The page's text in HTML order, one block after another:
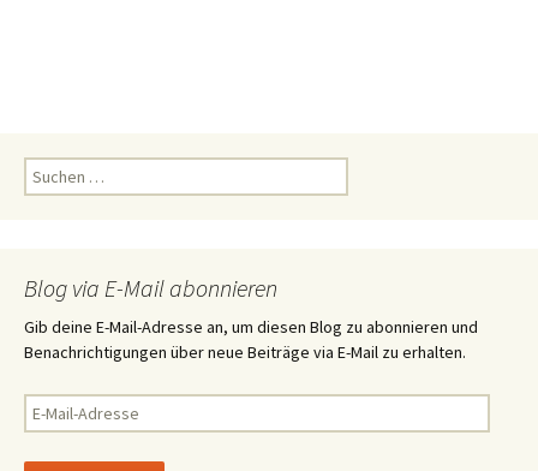
u
n
n
a
h
Blog via E-Mail abonnieren
Gib deine E-Mail-Adresse an, um diesen Blog zu abonnieren und
Benachrichtigungen über neue Beiträge via E-Mail zu erhalten.
-
M